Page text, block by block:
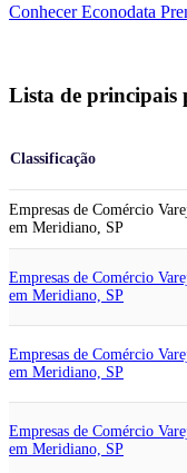
Conhecer Econodata
Lista de principais
Classificação
Empresas de Comércio
em Meridiano, SP
Empresas de Comércio
em Meridiano, SP
Empresas de Comércio
em Meridiano, SP
Empresas de Comércio
em Meridiano, SP